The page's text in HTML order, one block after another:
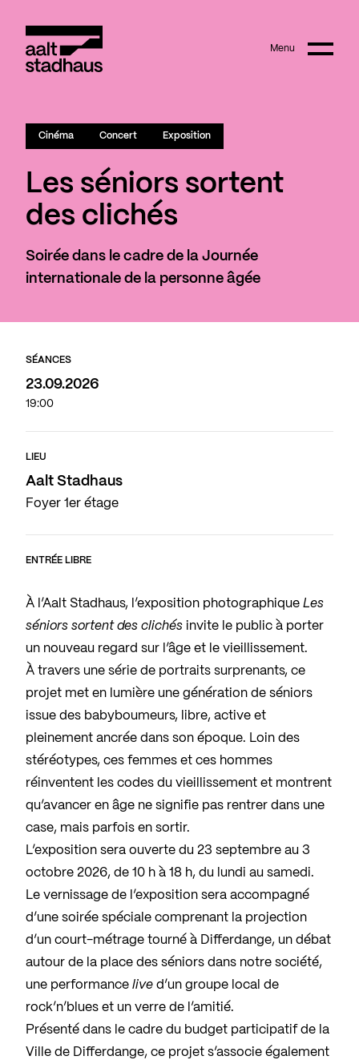
Main content Menu
Cinéma Concert Exposition
Les séniors sortent
des clichés
Soirée dans le cadre de la Journée
internationale de la personne âgée
SÉANCES
23.09.2026
19:00
LIEU
Aalt Stadhaus
Foyer 1er étage
ENTRÉE LIBRE
À l’Aalt Stadhaus, l’exposition photographique Les
séniors sortent des clichés invite le public à porter
un nouveau regard sur l’âge et le vieillissement.
À travers une série de portraits surprenants, ce
projet met en lumière une génération de séniors
issue des babyboumeurs, libre, active et
pleinement ancrée dans son époque. Loin des
stéréotypes, ces femmes et ces hommes
réinventent les codes du vieillissement et montrent
qu’avancer en âge ne signifie pas rentrer dans une
case, mais parfois en sortir.
L’exposition sera ouverte du 23 septembre au 3
octobre 2026, de 10 h à 18 h, du lundi au samedi.
Le vernissage de l’exposition sera accompagné
d’une soirée spéciale comprenant la projection
d’un court-métrage tourné à Differdange, un débat
autour de la place des séniors dans notre société,
une performance live d’un groupe local de
rock’n’blues et un verre de l’amitié.
Présenté dans le cadre du budget participatif de la
Ville de Differdange, ce projet s’associe également